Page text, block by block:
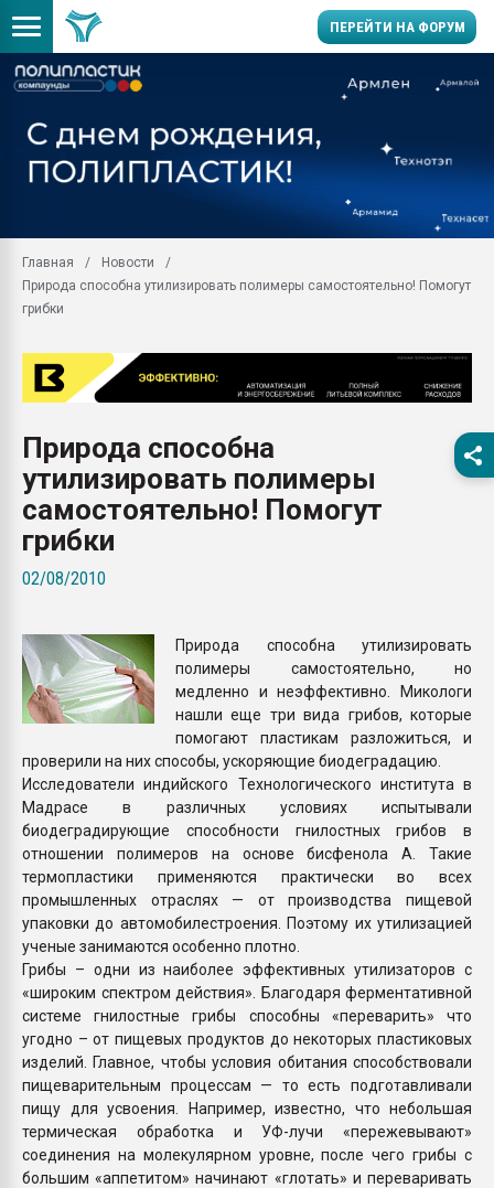
ПЕРЕЙТИ НА ФОРУМ
заводу пластмасс"
28.07.2026
первый план в
28.07.2026
ситуацией на
Всё, что касается
Главная
Новости
Природа способна утилизировать полимеры самостоятельно! Помогут
грибки
Природа способна
утилизировать полимеры
самостоятельно! Помогут
грибки
02/08/2010
Природа способна утилизировать
полимеры самостоятельно, но
медленно и неэффективно. Микологи
нашли еще три вида грибов, которые
помогают пластикам разложиться, и
проверили на них способы, ускоряющие биодеградацию.
Исследователи индийского Технологического института в
Мадрасе в различных условиях испытывали
биодеградирующие способности гнилостных грибов в
отношении полимеров на основе бисфенола А. Такие
термопластики применяются практически во всех
промышленных отраслях — от производства пищевой
упаковки до автомобилестроения. Поэтому их утилизацией
ученые занимаются особенно плотно.
Грибы – одни из наиболее эффективных утилизаторов с
«широким спектром действия». Благодаря ферментативной
системе гнилостные грибы способны «переварить» что
угодно – от пищевых продуктов до некоторых пластиковых
изделий. Главное, чтобы условия обитания способствовали
пищеварительным процессам — то есть подготавливали
пищу для усвоения. Например, известно, что небольшая
термическая обработка и УФ-лучи «пережевывают»
соединения на молекулярном уровне, после чего грибы с
большим «аппетитом» начинают «глотать» и переваривать